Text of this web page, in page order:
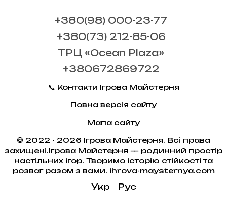
+380(98) 000-23-77
+380(73) 212-85-06
ТРЦ «Ocean Plaza»
+380672869722
📞 Контакти Ігрова Майстерня
Повна версія сайту
Мапа сайту
© 2022 - 2026 Ігрова Майстерня. Всі права
захищені.Ігрова Майстерня — родинний простір
настільних ігор. Творимо історію стійкості та
розваг разом з вами. ihrova-maysternya.com
Укр Рус